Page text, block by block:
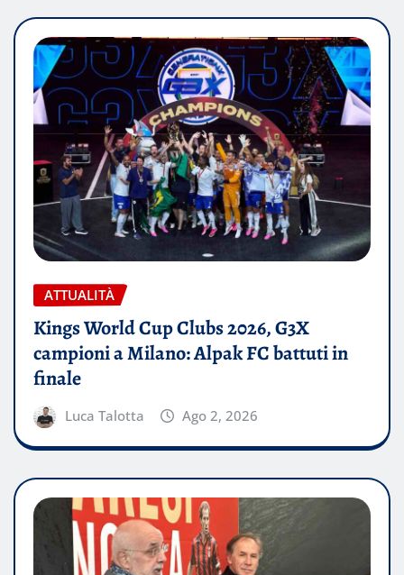
ATTUALITÀ
Kings World Cup Clubs 2026, G3X
campioni a Milano: Alpak FC battuti in
finale
Luca Talotta Ago 2, 2026